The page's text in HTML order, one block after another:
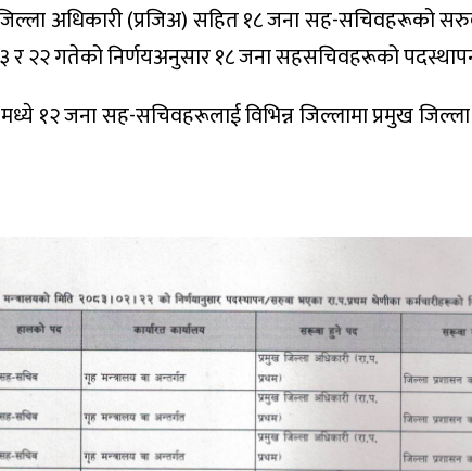
अधिकारी (प्रजिअ) सहित १८ जना सह-सचिवहरूको
र २२ गतेको निर्णयअनुसार १८ जना सहसचिवहरूको
१२ जना सह-सचिवहरूलाई विभिन्न जिल्लामा प्रमुख